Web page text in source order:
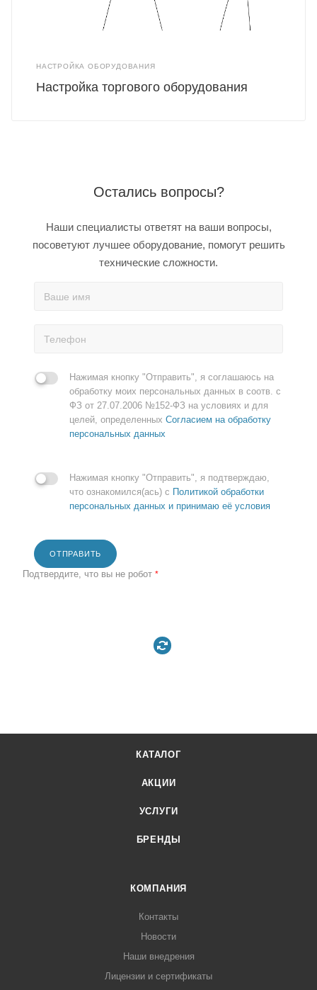
НАСТРОЙКА ОБОРУДОВАНИЯ
Настройка торгового оборудования
Остались вопросы?
Наши специалисты ответят на ваши вопросы,
посоветуют лучшее оборудование, помогут решить
технические сложности.
Нажимая кнопку "Отправить", я соглашаюсь на
обработку моих персональных данных в соотв. с
ФЗ от 27.07.2006 №152-ФЗ на условиях и для
целей, определенных Согласием на обработку
персональных данных
Нажимая кнопку "Отправить", я подтверждаю,
что ознакомился(ась) с Политикой обработки
персональных данных и принимаю её условия
ОТПРАВИТЬ
Подтвердите, что вы не робот *
КАТАЛОГ
АКЦИИ
УСЛУГИ
БРЕНДЫ
КОМПАНИЯ
Контакты
Новости
Наши внедрения
Лицензии и сертификаты